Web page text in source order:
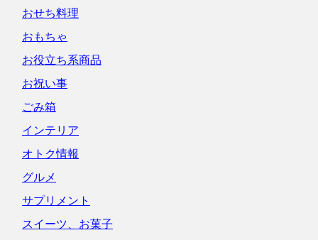
おせち料理
おもちゃ
お役立ち系商品
お祝い事
ごみ箱
インテリア
オトク情報
グルメ
サプリメント
スイーツ、お菓子